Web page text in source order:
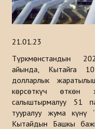
21.01.23
Түркмөнстандын
айында, Кытайга
долларлык
көрсөткүч өткөн
салыштырмалуу 51
тууралуу жума күнү
Кытайдын Башкы